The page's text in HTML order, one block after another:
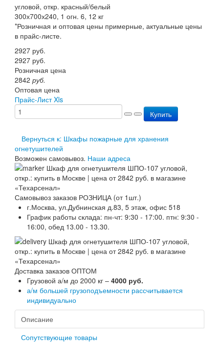
Перезарядка ОП
Перезарядка ОУ
Перезарядка ОВП
Доставка
Оплата
Гарантии
О нас
Статьи
Сертификаты
Вопрос-Ответ
угловой, откр. красный/белый
300х700х240, 1 огн. 6, 12 кг
*Розничная и оптовая цены примерные, актуальные цены
в прайс-листе.
2927 руб.
2927 руб.
Розничная цена
2842 руб.
Оптовая цена
Прайс-Лист Xls
Купить
Вернуться к: Шкафы пожарные для хранения
огнетушителей
Возможен самовывоз. Наши адреса
Самовывоз заказов РОЗНИЦА (от 1шт.)
г.Москва, ул.Дубнинская д.83, 5 этаж, офис 518
График работы склада: пн-чт: 9:30 - 17:00. птн: 9:30 -
16:00, обед 13.00 - 13.30.
Доставка заказов ОПТОМ
Грузовой а/м до 2000 кг – 4000 руб.
а/м большей грузоподъемности рассчитывается
индивидуально
Описание
Сопутствующие товары